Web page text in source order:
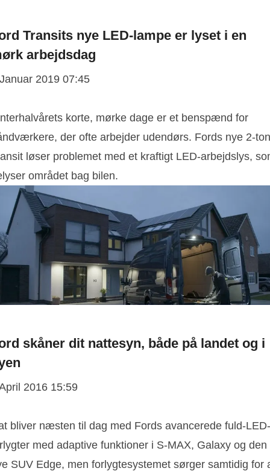
Transits nye LED-lampe er lyset i en
arbejdsdag
2019 07:45
korte, mørke dage er et benspænd for
der ofte arbejder udendørs. Fords nye 2-
løser problemet med et kraftigt LED-arbejdslys,
området bag bilen.
skåner dit nattesyn, både på landet og i
2016 15:59
bliver næsten til dag med Fords avancerede fuld-LED-
med adaptive funktioner i S-MAX, Galaxy og den
SUV Edge, men forlygtesystemet sørger samtidig for